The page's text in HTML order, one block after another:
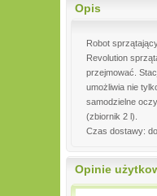
Opis
Robot
Revolution
przejmować.
umożliwia nie
samodzielne
(zbiornik 2 l).
Czas dostawy:
Opinie